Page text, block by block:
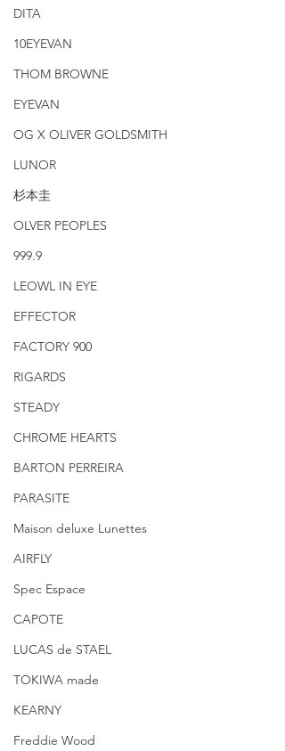
DITA
10EYEVAN
THOM BROWNE
EYEVAN
OG X OLIVER GOLDSMITH
LUNOR
杉本圭
OLVER PEOPLES
999.9
LEOWL IN EYE
EFFECTOR
FACTORY 900
RIGARDS
STEADY
CHROME HEARTS
BARTON PERREIRA
PARASITE
Maison deluxe Lunettes
AIRFLY
Spec Espace
CAPOTE
LUCAS de STAEL
TOKIWA made
KEARNY
Freddie Wood